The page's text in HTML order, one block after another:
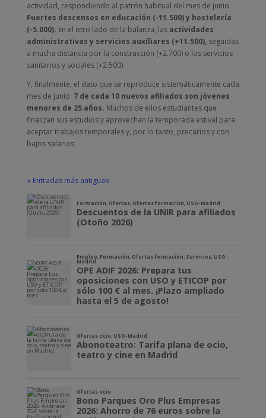
actividad, respondiendo al patrón habitual del mes de junio.
Fuertes descensos en educación (-11.500) y hostelería
(-5.000). En el otro lado de la balanza, las actividades
administrativas y servicios auxiliares (+11.500),seguidas
a mucha distancia por la construcción (+2.700) o los servicios
sanitarios y sociales (+2.500).
Y, finalmente, el dato que se reproduce sistemáticamente cada
mes de junio: 7 de cada 10 nuevos afiliados son jóvenes
menores de 25 años. Muchos de ellos estudiantes que
finalizan sus estudios y aprovechan la temporada estival para
aceptar trabajos temporales y, por lo tanto, precarios y con
bajos salarios.
« Entradas más antiguas